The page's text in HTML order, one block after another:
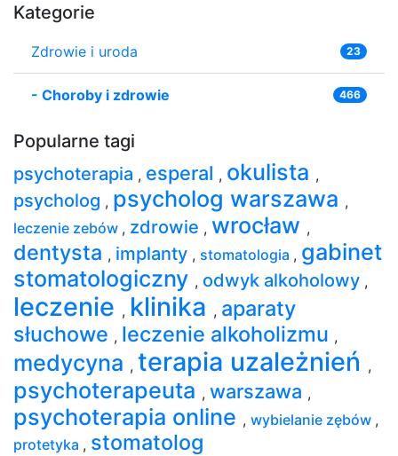
Kategorie
Zdrowie i uroda 23
- Choroby i zdrowie 466
Popularne tagi
psychoterapia , esperal , okulista ,
psycholog , psycholog warszawa ,
leczenie zebów , zdrowie , wrocław ,
dentysta , implanty , stomatologia , gabinet
stomatologiczny , odwyk alkoholowy ,
leczenie , klinika , aparaty
słuchowe , leczenie alkoholizmu ,
medycyna , terapia uzależnień ,
psychoterapeuta , warszawa ,
psychoterapia online , wybielanie zębów ,
protetyka , stomatolog